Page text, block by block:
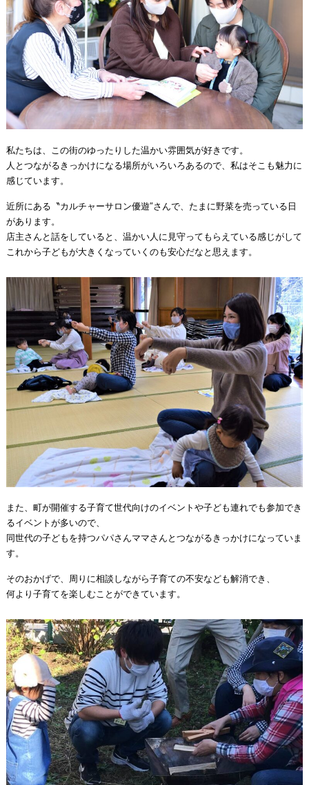
私たちは、この街のゆったりした温かい雰囲気が好きです。
人とつながるきっかけになる場所がいろいろあるので、私はそこも魅力に
感じています。
近所にある〝カルチャーサロン優遊″さんで、たまに野菜を売っている日
があります。
店主さんと話をしていると、温かい人に見守ってもらえている感じがして
これから子どもが大きくなっていくのも安心だなと思えます。
また、町が開催する子育て世代向けのイベントや子ども連れでも参加でき
るイベントが多いので、
同世代の子どもを持つパパさんママさんとつながるきっかけになっていま
す。
そのおかげで、周りに相談しながら子育ての不安なども解消でき、
何より子育てを楽しむことができています。